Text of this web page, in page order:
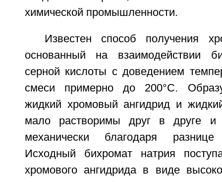
химической промышленности.
Известен способ получения
основанный на взаимодействии
серной кислоты с доведением
смеси примерно до 200°С.
жидкий хромовый ангидрид и
мало растворимы друг в друге и
механически благодаря
Исходный бихромат натрия
хромового ангидрида в виде